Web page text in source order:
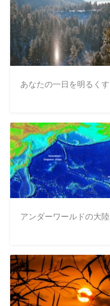
あなたの一日を明るく
アンダーワールドの大